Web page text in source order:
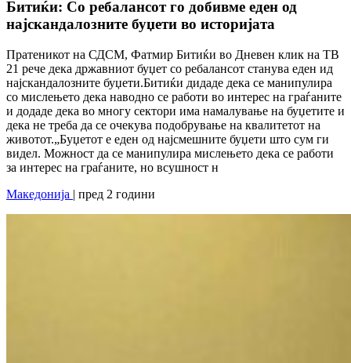
Битиќи: Со ребалансот го добивме еден од
најскандалозните буџети во историјата
Пратеникот на СДСМ, Фатмир Битиќи во Дневен клик на ТВ
21 рече дека државниот буџет со ребалансот станува еден ид
најскандалозните буџети.Битиќи дидаде дека се манипулира
со мислењето дека наводно се работи во интерес на граѓаните
и додаде дека во многу сектори има намалување на буџетите и
дека не треба да се очекува подобрување на квалитетот на
животот.„Буџетот е еден од најсмешните буџети што сум ги
видел. Можност да се манипулира мислењето дека се работи
за интерес на граѓаните, но всушност н
Македонија | пред 2 години